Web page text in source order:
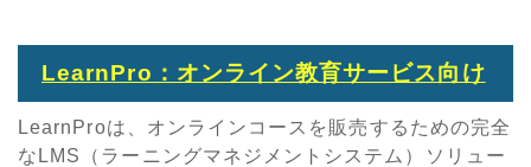
LearnPro：オンライン教育サービス向け
LearnProは、オンラインコースを販売するための完全
なLMS（ラーニングマネジメントシステム）ソリュー